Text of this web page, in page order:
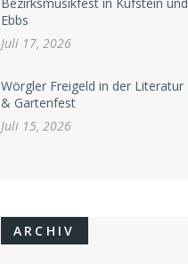
Ebbs
Juli 17, 2026
Wörgler Freigeld in der Literatur
& Gartenfest
Juli 15, 2026
ARCHIV